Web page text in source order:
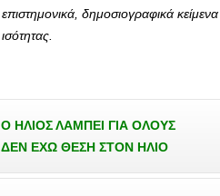
επιστημονικά, δημοσιογραφικά
ισότητας.
Ο ΗΛΙΟΣ ΛΑΜΠΕΙ ΓΙΑ ΟΛΟΥΣ
ΔΕΝ ΕΧΩ ΘΕΣΗ ΣΤΟΝ ΗΛΙΟ